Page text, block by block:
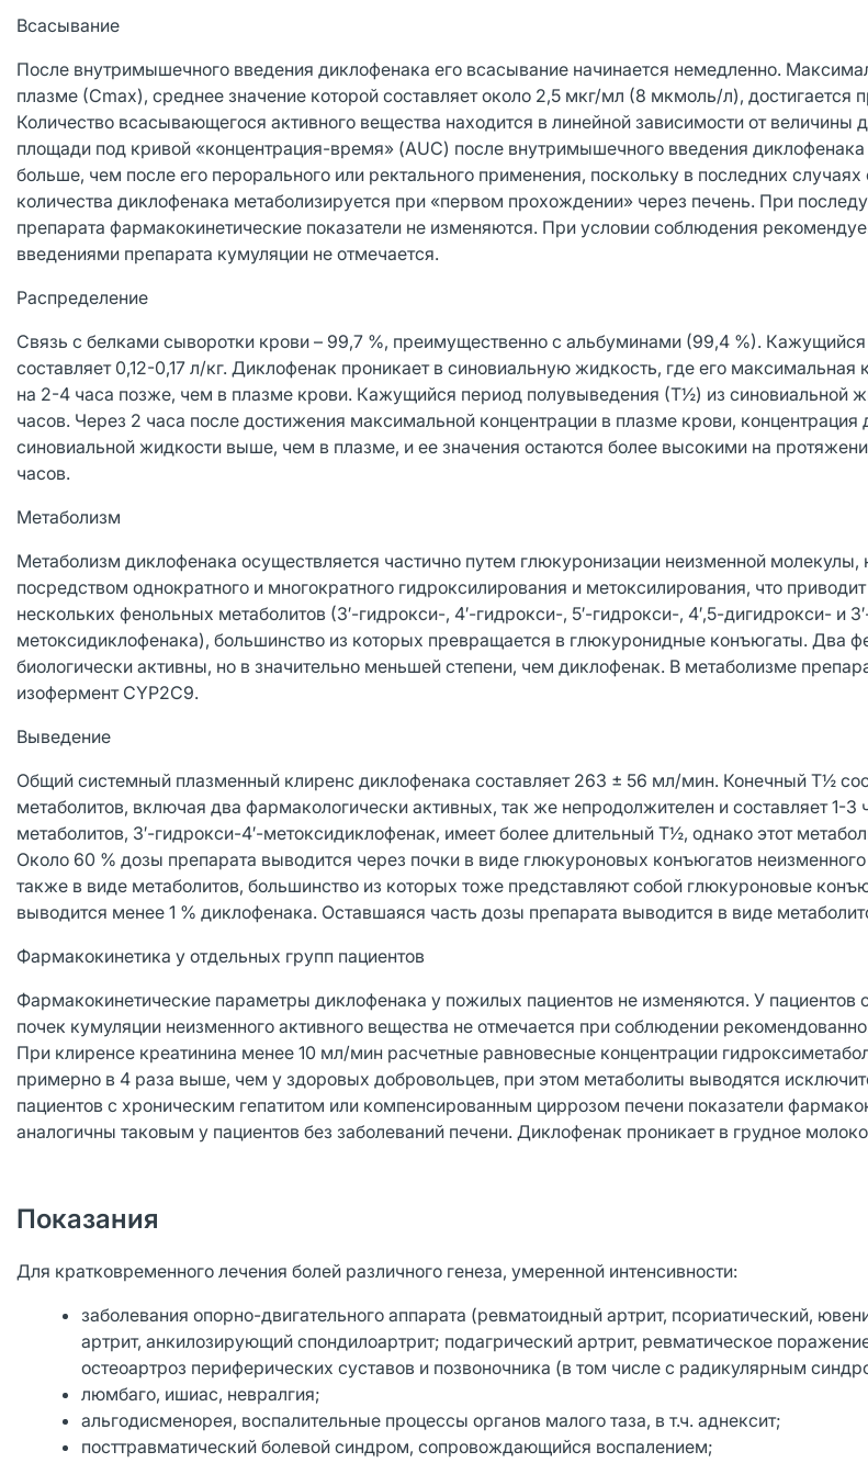
Всасывание
После внутримышечного введения диклофенака его всасывание начинается немедленно.
плазме (Сmax), среднее значение которой составляет около 2,5 мкг/мл (8 мкмоль/л), достигается
Количество всасывающегося активного вещества находится в линейной зависимости от величины
площади под кривой «концентрация-время» (AUC) после внутримышечного введения
больше, чем после его перорального или ректального применения, поскольку в последних
количества диклофенака метаболизируется при «первом прохождении» через печень. При
препарата фармакокинетические показатели не изменяются. При условии соблюдения
введениями препарата кумуляции не отмечается.
Распределение
Связь с белками сыворотки крови – 99,7 %, преимущественно с альбуминами (99,4 %).
составляет 0,12-0,17 л/кг. Диклофенак проникает в синовиальную жидкость, где его максимальная
на 2-4 часа позже, чем в плазме крови. Кажущийся период полувыведения (Т½) из синовиальной
часов. Через 2 часа после достижения максимальной концентрации в плазме крови, концентрация
синовиальной жидкости выше, чем в плазме, и ее значения остаются более высокими на
часов.
Метаболизм
Метаболизм диклофенака осуществляется частично путем глюкуронизации неизменной молекулы,
посредством однократного и многократного гидроксилирования и метоксилирования, что
нескольких фенольных метаболитов (3′-гидрокси-, 4′-гидрокси-, 5′-гидрокси-, 4′,5-дигидрокси- и
метоксидиклофенака), большинство из которых превращается в глюкуронидные конъюгаты. Два
биологически активны, но в значительно меньшей степени, чем диклофенак. В метаболизме
изофермент CYP2C9.
Выведение
Общий системный плазменный клиренс диклофенака составляет 263 ± 56 мл/мин. Конечный Т½
метаболитов, включая два фармакологически активных, так же непродолжителен и составляет 1-3
метаболитов, 3′-гидрокси-4′-метоксидиклофенак, имеет более длительный Т½, однако этот
Около 60 % дозы препарата выводится через почки в виде глюкуроновых конъюгатов неизменного
также в виде метаболитов, большинство из которых тоже представляют собой глюкуроновые
выводится менее 1 % диклофенака. Оставшаяся часть дозы препарата выводится в виде
Фармакокинетика у отдельных групп пациентов
Фармакокинетические параметры диклофенака у пожилых пациентов не изменяются. У
почек кумуляции неизменного активного вещества не отмечается при соблюдении
При клиренсе креатинина менее 10 мл/мин расчетные равновесные концентрации
примерно в 4 раза выше, чем у здоровых добровольцев, при этом метаболиты выводятся
пациентов с хроническим гепатитом или компенсированным циррозом печени показатели
аналогичны таковым у пациентов без заболеваний печени. Диклофенак проникает в грудное
Показания
Для кратковременного лечения болей различного генеза, умеренной интенсивности:
заболевания опорно-двигательного аппарата (ревматоидный артрит, псориатический,
артрит, анкилозирующий спондилоартрит; подагрический артрит, ревматическое
остеоартроз периферических суставов и позвоночника (в том числе с радикулярным
люмбаго, ишиас, невралгия;
альгодисменорея, воспалительные процессы органов малого таза, в т.ч. аднексит;
посттравматический болевой синдром, сопровождающийся воспалением;